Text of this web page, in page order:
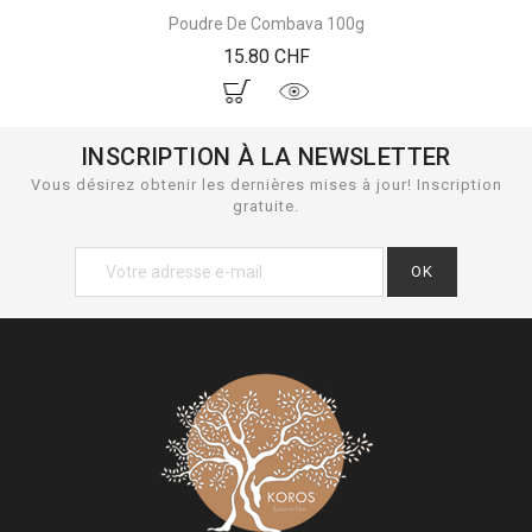
Poudre De Combava 100g
15.80 CHFPrix
INSCRIPTION À LA NEWSLETTER
Vous désirez obtenir les dernières mises à jour! Inscription
gratuite.